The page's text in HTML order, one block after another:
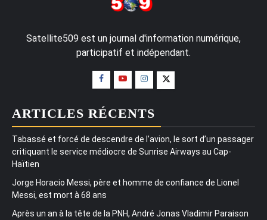
Satellite509 est un journal d'information numérique,
participatif et indépendant.
ARTICLES RÉCENTS
Tabassé et forcé de descendre de l’avion, le sort d’un passager
critiquant le service médiocre de Sunrise Airways au Cap-
Haïtien
Jorge Horacio Messi, père et homme de confiance de Lionel
Messi, est mort à 68 ans
Après un an à la tête de la PNH, André Jonas Vladimir Paraison